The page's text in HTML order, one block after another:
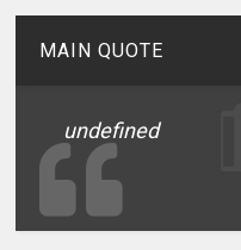
MAIN QUOTE
undefined